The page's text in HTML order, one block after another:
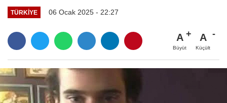
TÜRKIYE 06 Ocak 2025 - 22:27
A
Büyüt
A
Küçült